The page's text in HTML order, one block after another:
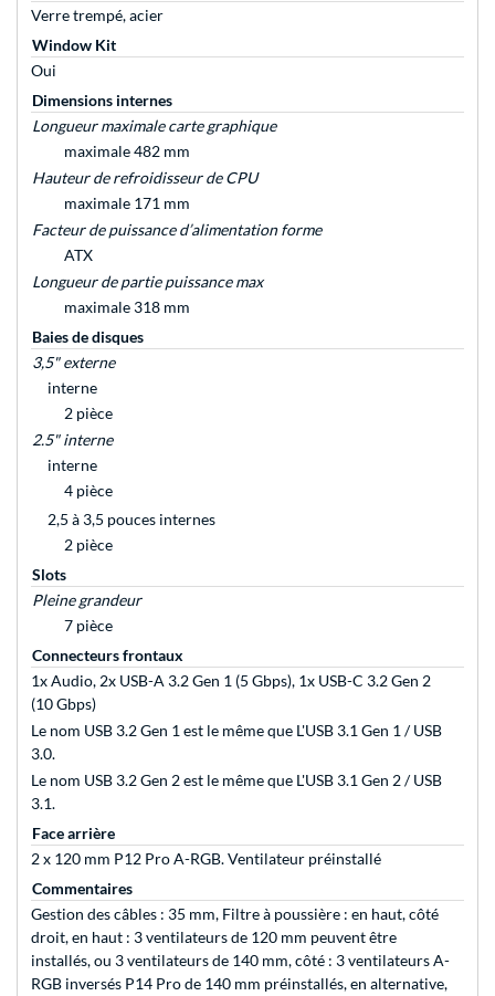
Verre trempé, acier
Window Kit
Oui
Dimensions internes
Longueur maximale carte graphique
maximale 482 mm
Hauteur de refroidisseur de CPU
maximale 171 mm
Facteur de puissance d’alimentation forme
ATX
Longueur de partie puissance max
maximale 318 mm
Baies de disques
3,5" externe
interne
2 pièce
2.5" interne
interne
4 pièce
2,5 à 3,5 pouces internes
2 pièce
Slots
Pleine grandeur
7 pièce
Connecteurs frontaux
1x Audio, 2x USB-A 3.2 Gen 1 (5 Gbps), 1x USB-C 3.2 Gen 2
(10 Gbps)
Le nom USB 3.2 Gen 1 est le même que L'USB 3.1 Gen 1 / USB
3.0.
Le nom USB 3.2 Gen 2 est le même que L'USB 3.1 Gen 2 / USB
3.1.
Face arrière
2 x 120 mm P12 Pro A-RGB. Ventilateur préinstallé
Commentaires
Gestion des câbles : 35 mm, Filtre à poussière : en haut, côté
droit, en haut : 3 ventilateurs de 120 mm peuvent être
installés, ou 3 ventilateurs de 140 mm, côté : 3 ventilateurs A-
RGB inversés P14 Pro de 140 mm préinstallés, en alternative,